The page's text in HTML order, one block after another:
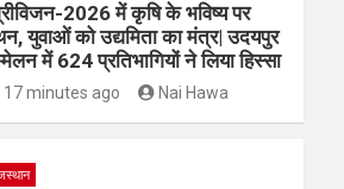
2026 में कृषि के भविष्य पर
युवाओं को उद्यमिता का मंत्र| उदयपुर
में 624 प्रतिभागियों ने लिया हिस्सा
17 minutes ago Nai Hawa